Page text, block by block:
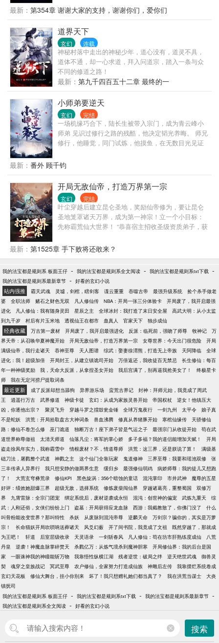
当起照顾师娘和小师妹的重任了。 “师娘，你也不想我
们被赶出去吧？”
最新： 第354章 谢谢大家的支持，谢谢你们，爱你们
道界天下
玄幻 连载
神秘村落中走出的神秘少年，道心没有，道灵不具，
道体不通，却一心求道，拜入问道宗，踏入一条与众
不同的修道之路！
最新： 第九千四百五十二章 最终的一
小师弟要逆天
玄幻 完结
一场机缘巧合下，陆长生被带入宗门，成为青云峰小
师弟 见识过修行之路的残酷，他决定韬光养晦。 师兄
修行，他睡觉，同门试炼，他摸鱼，在无数目光见证
六。 直到有一天，他们突然发现自己的小师弟很逆
天！
最新： 番外 顾千钧
开局无敌仙帝，打造万界第一宗
玄幻 完结
叶尘穿越后建立昆仑圣地，奖励仙帝修为，要让昆仑
圣地笼罩诸天万界，成为第一神宗！立一个小目标：
先称霸荒仙大世界！ “恭喜宿主招收圣级资质弟子，获
“恭喜宿主招收帝级资质弟子，获得仙王召唤卡一张，
天道殿一座，十万丈灵脉一条！” 多年之后昆仑圣地扫
帝修为都不好意思说自己是出自昆仑圣地。 圣地之
主：我能谋求一个扫地的职位吗？我免费打工都行！
不朽家主：我看你就是盯上了悟道茶树的落叶，排狗
后边去吧！ 玲珑女帝：如果可以的话，妾身愿意帮叶
尘推油按摩！ 轮回仙帝：我轮回亿万次，却连叶尘一
招都接不住，他到底强到什么程度？
最新： 第1525章 手下败将还敢来？
我的法宝都是规则系 板面王仔 - 我的法宝都是规则系全文阅读 - 我的法宝都是规则系txt下载 -
我的法宝都是规则系最新章节 - 好看的玄幻小说
站内强推 霸天武魂 灵墟，剑棺，瞎剑客 谍云重重 吞噬古帝 最强升级系统
捡个杀手做老
婆
全职法师 赌石之财色无双 凡人修仙传 NBA：开局一张三分体验卡
开局废了，我开启最强
进化
凡人修仙：我有随身灵田 星辰之主 全球冰封：我打造了末日安全屋
高武大明：从小太监
到九千岁
村后有片玉米地 透视仙王在都市 蛊真人 官家天下 独步成仙
经典收藏 万古第一废材 开局废了，我开启最强进化 反派：临死前，强吻了师尊 牧神记
万
界天帝：从召唤华夏神魔开始
开局无敌仙帝，打造万界第一宗 女尊世界：今天出门很危险
开局
满级仙帝，我行走诸天
吞神至尊 天人图谱 综武：娶妻徐渭熊，打造无上帝族 天阿降临
全球
进化：我！超级加倍
开局封王，从建立镇诡司开始 万倍返还，我收徒百无禁忌
长生修仙：每百
年一种神级奖励
我，天命大反派，从拿捏圣女开始 我后宫满了，别再逼我抢美女了！
终极星卡
师
我在无定河捞尸提取词条
最近更新 成了反派却想当舔狗 异界游乐场 蛮荒古界记
封神：拜师元始，我竟成了周武
王
逍遥行万古 武界修道 神级卡徒 玄幻：从成为家族灵兽开始 帝国权杖
逆女！他镇压大
凶，你逐他出宗？
聚灵飞升 穿越斗罗之擂鼓瓮金锤 全球万鬼夜行 一剑九州 太平令
娘子真
不是蛇妖
洪荒：开局拾取盘古大神词条 兽血沸腾 修真从养猪豚开始 寒棺仙缘传
天骄修仙
路：修仙不卷怎么修
巫门诡道 独断万古！座下弟子皆是气运之子 最强宗门从收徒开始
苟在武
道世界称尊做祖
太清天师道 仙落凡尘：将军的掌心娇 多子多福？我的道侣能增加天赋！
开局
盗走徐凤年实力，我称霸雪中
情根废材？不，情道尊师 洪荒：这三界，还是朕说了算！
满级基
础刀法，屠戮整个武道
神戮之主 这个仙门全靠玩家 鬼道修神 三界至尊：我要和瑶池双修
张
三丰传承人异界行
我只想安静的做两界生意 缓归乡 最强修仙弱鸡
病娇师尊：我的徒儿又想跑
了！
大荒玄穹彝荒录 修仙KPI 黑色旋涡：356个暗蚀的童话 混沌掌印 市井武神
魔尊的五星
好评：绩效她甜爆三界
超级无敌，选择系统 修炼废柴闯仙界 穿越诸葛亮，重整蜀国
双修万
界
九霄雷脉：全宗门团宠 绑定系统后，废材逆袭成永恒 混沌：创世神的偏宠 武炼九重天
综
武：人刚还俗，女侠们纷纷上门
盗墓：开局获得应龙血脉 西游：我截教散了，你佛门没了
什么
叫骨粉能改变世界？那叫特性
杀妖 从废脉到混沌帝尊 逆麟天命
万剑宗？骗你的，其实是万萝
宗！
长命猫妖开局吹唢呐送葬诸天 风爻幻薮 开了间书院，我竟成了文祖
既然穿越了，那就成
为王吧！
轩道 后室层级收录 天灵语录 一剑斩春风 凡人修仙：苟在坊市肝熟练度成仙
八荒
丹皇
逆袭！神魔血脉掌碎焚天 杀戮亿万：从炼气境杀到魔神胆寒
开局修仙界：我的后台是国
家
一眼诛神我的神瞳能斩万物 我靠悟性纵横江湖 残者逆世：破局之绊 逆天绝世武魂
御兽灵
契
魂穿之皇族战记 冥武至尊 农户修仙，全家努力打造成仙族 神雕后左传
我靠摆烂系统卷成
玄幻天花板
修仙大舞台，挂小你别来 坏了！我只想赠礼她们都当真了？ 我在洪荒当谋士
大炎
镇抚司
我的法宝都是规则系 板面王仔 - 我的法宝都是规则系txt下载 - 我的法宝都是规则系最新章节 -
我的法宝都是规则系全文阅读 - 好看的玄幻小说
搜索